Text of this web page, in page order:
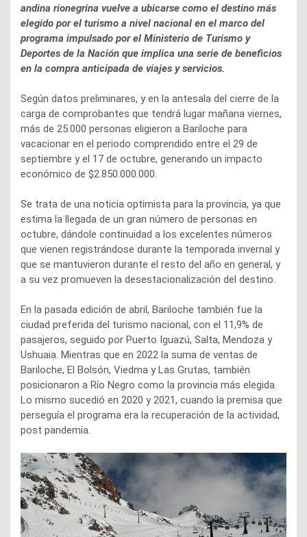
andina rionegrina vuelve a ubicarse como el destino más
elegido por el turismo a nivel nacional en el marco del
programa impulsado por el Ministerio de Turismo y
Deportes de la Nación que implica una serie de beneficios
en la compra anticipada de viajes y servicios.
Según datos preliminares, y en la antesala del cierre de la
carga de comprobantes que tendrá lugar mañana viernes,
más de 25.000 personas eligieron a Bariloche para
vacacionar en el periodo comprendido entre el 29 de
septiembre y el 17 de octubre, generando un impacto
económico de $2.850.000.000.
Se trata de una noticia optimista para la provincia, ya que
estima la llegada de un gran número de personas en
octubre, dándole continuidad a los excelentes números
que vienen registrándose durante la temporada invernal y
que se mantuvieron durante el resto del año en general, y
a su vez promueven la desestacionalización del destino.
En la pasada edición de abril, Bariloche también fue la
ciudad preferida del turismo nacional, con el 11,9% de
pasajeros, seguido por Puerto Iguazú, Salta, Mendoza y
Ushuaia. Mientras que en 2022 la suma de ventas de
Bariloche, El Bolsón, Viedma y Las Grutas, también
posicionaron a Río Negro como la provincia más elegida.
Lo mismo sucedió en 2020 y 2021, cuando la premisa que
perseguía el programa era la recuperación de la actividad,
post pandemia.